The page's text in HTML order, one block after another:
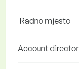
Radno mjesto
Account director